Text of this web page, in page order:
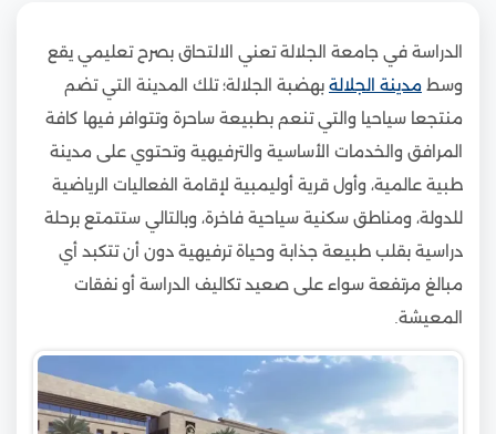
الدراسة في جامعة الجلالة تعني الالتحاق بصرح تعليمي يقع
وسط مدينة الجلالة بهضبة الجلالة؛ تلك المدينة التي تضم
منتجعا سياحيا والتي تنعم بطبيعة ساحرة وتتوافر فيها كافة
المرافق والخدمات الأساسية والترفيهية وتحتوي على مدينة
طبية عالمية، وأول قرية أوليمبية لإقامة الفعاليات الرياضية
للدولة، ومناطق سكنية سياحية فاخرة، وبالتالي ستتمتع برحلة
دراسية بقلب طبيعة جذابة وحياة ترفيهية دون أن تتكبد أي
مبالغ مرتفعة سواء على صعيد تكاليف الدراسة أو نفقات
المعيشة.